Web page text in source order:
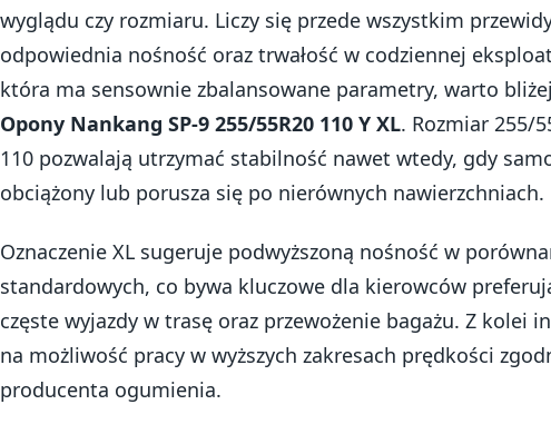
wyglądu czy rozmiaru. Liczy się przede wszystkim
odpowiednia nośność oraz trwałość w codziennej
która ma sensownie zbalansowane parametry, warto
Opony Nankang SP-9 255/55R20 110 Y XL. Rozmiar 255/
110 pozwalają utrzymać stabilność nawet wtedy, gdy
obciążony lub porusza się po nierównych nawierzchniach.
Oznaczenie XL sugeruje podwyższoną nośność w
standardowych, co bywa kluczowe dla kierowców
częste wyjazdy w trasę oraz przewożenie bagażu. Z kolei
na możliwość pracy w wyższych zakresach prędkości
producenta ogumienia.